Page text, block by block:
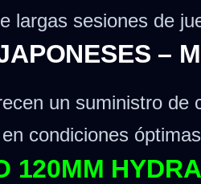
largas sesiones de
–
un suministro de
en condiciones
120MM